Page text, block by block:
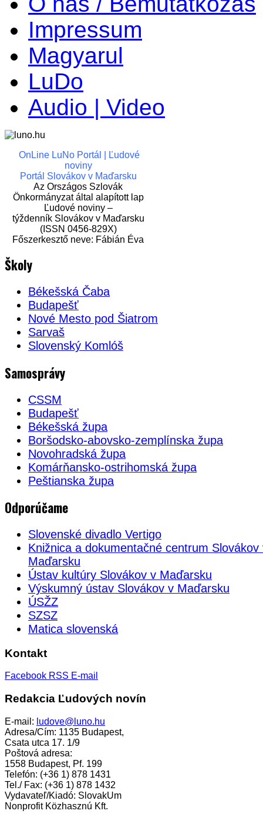
Impressum
Magyarul
LuDo
Audio | Video
OnLine LuNo Portál | Ľudové
noviny
Portál Slovákov v Maďarsku
Az Országos Szlovák
Önkormányzat által alapított lap
Ľudové noviny –
týždenník Slovákov v Maďarsku
(ISSN 0456-829X)
Főszerkesztő neve: Fábián Éva
Školy
Békešská Čaba
Budapešť
Nové Mesto pod Šiatrom
Sarvaš
Slovenský Komlóš
Samosprávy
CSSM
Budapešť
Békešská župa
Boršodsko-abovsko-zemplínska župa
Novohradská župa
Komárňansko-ostrihomská župa
Peštianska župa
Odporúčame
Slovenské divadlo Vertigo
Knižnica a dokumentačné centrum Slovákov
Maďarsku
Ústav kultúry Slovákov v Maďarsku
Výskumný ústav Slovákov v Maďarsku
ÚSŽZ
SZSZ
Matica slovenská
Kontakt
Facebook RSS E-mail
Redakcia Ľudových novín
E-mail: ludove@luno.hu
Adresa/Cím: 1135 Budapest,
Csata utca 17. 1/9
Poštová adresa:
1558 Budapest, Pf. 199
Telefón: (+36 1) 878 1431
Tel./ Fax: (+36 1) 878 1432
Vydavateľ/Kiadó: SlovakUm
Nonprofit Közhasznú Kft.